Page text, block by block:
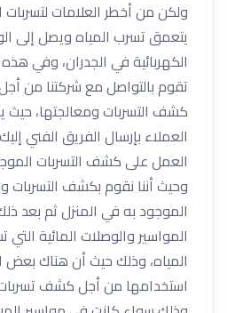
ولكن من أخطر العلامات لتسربات
يتعمق تسرب المياه ويصل إلى
الكهربائية في الجدران، وفي
تقوم بالتواصل مع شركتنا من
كشف التسربات ومعالجتها،
العملاء بإرسال الفريق الفني
العمل على كشف التسربات
وحيث أننا نقوم بكشف التسربات
الموجود به في المنزل ثم بعد
المواسير والوصلات المائية
المياه، وذلك حيث أن هناك بعض
استخدامها من أجل كشف تسربات